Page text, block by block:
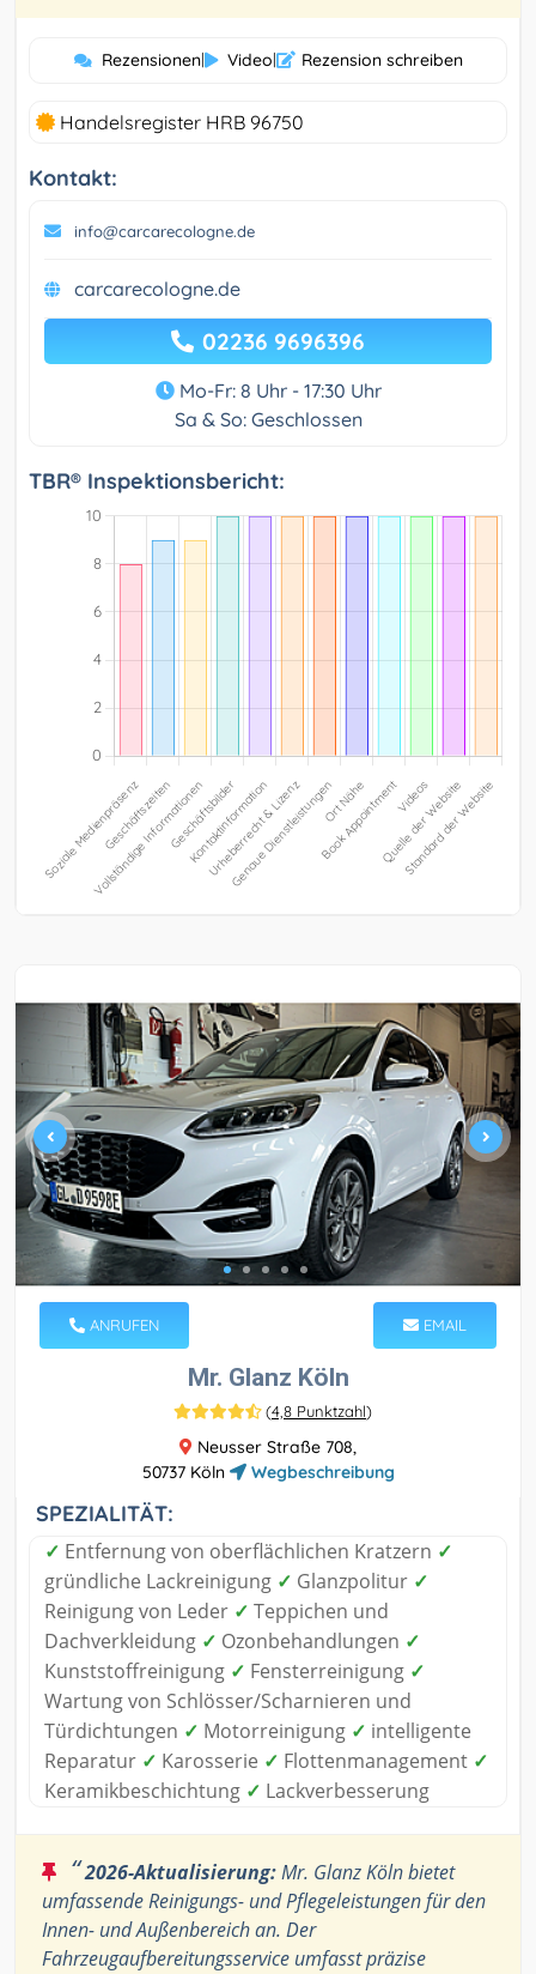
Rezensionen| Video| Rezension schreiben
Handelsregister HRB 96750
Kontakt:
info@carcarecologne.de
carcarecologne.de
02236 9696396
Mo-Fr: 8 Uhr - 17:30 Uhr
Sa & So: Geschlossen
TBR® Inspektionsbericht:
ANRUFEN EMAIL
Mr. Glanz Köln
(4,8 Punktzahl)
Neusser Straße 708,
50737 Köln
Wegbeschreibung
SPEZIALITÄT:
✓ Entfernung von oberflächlichen Kratzern ✓
gründliche Lackreinigung ✓ Glanzpolitur ✓
Reinigung von Leder ✓ Teppichen und
Dachverkleidung ✓ Ozonbehandlungen ✓
Kunststoffreinigung ✓ Fensterreinigung ✓
Wartung von Schlösser/Scharnieren und
Türdichtungen ✓ Motorreinigung ✓ intelligente
Reparatur ✓ Karosserie ✓ Flottenmanagement ✓
Keramikbeschichtung ✓ Lackverbesserung
“2026-Aktualisierung:Mr. Glanz Köln bietet
umfassende Reinigungs- und Pflegeleistungen für den
Innen- und Außenbereich an. Der
Fahrzeugaufbereitungsservice umfasst präzise